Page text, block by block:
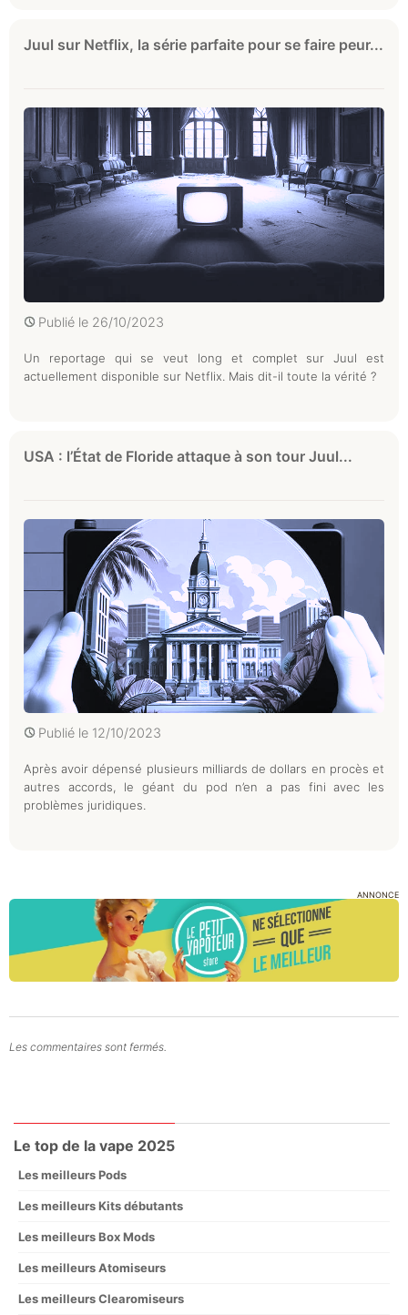
Juul sur Netflix, la série parfaite pour se faire peur...
Publié le 26/10/2023
Un reportage qui se veut long et complet sur Juul est
actuellement disponible sur Netflix. Mais dit-il toute la vérité ?
USA : l’État de Floride attaque à son tour Juul...
Publié le 12/10/2023
Après avoir dépensé plusieurs milliards de dollars en procès et
autres accords, le géant du pod n’en a pas fini avec les
problèmes juridiques.
ANNONCE
Les commentaires sont fermés.
Le top de la vape 2025
Les meilleurs Pods
Les meilleurs Kits débutants
Les meilleurs Box Mods
Les meilleurs Atomiseurs
Les meilleurs Clearomiseurs